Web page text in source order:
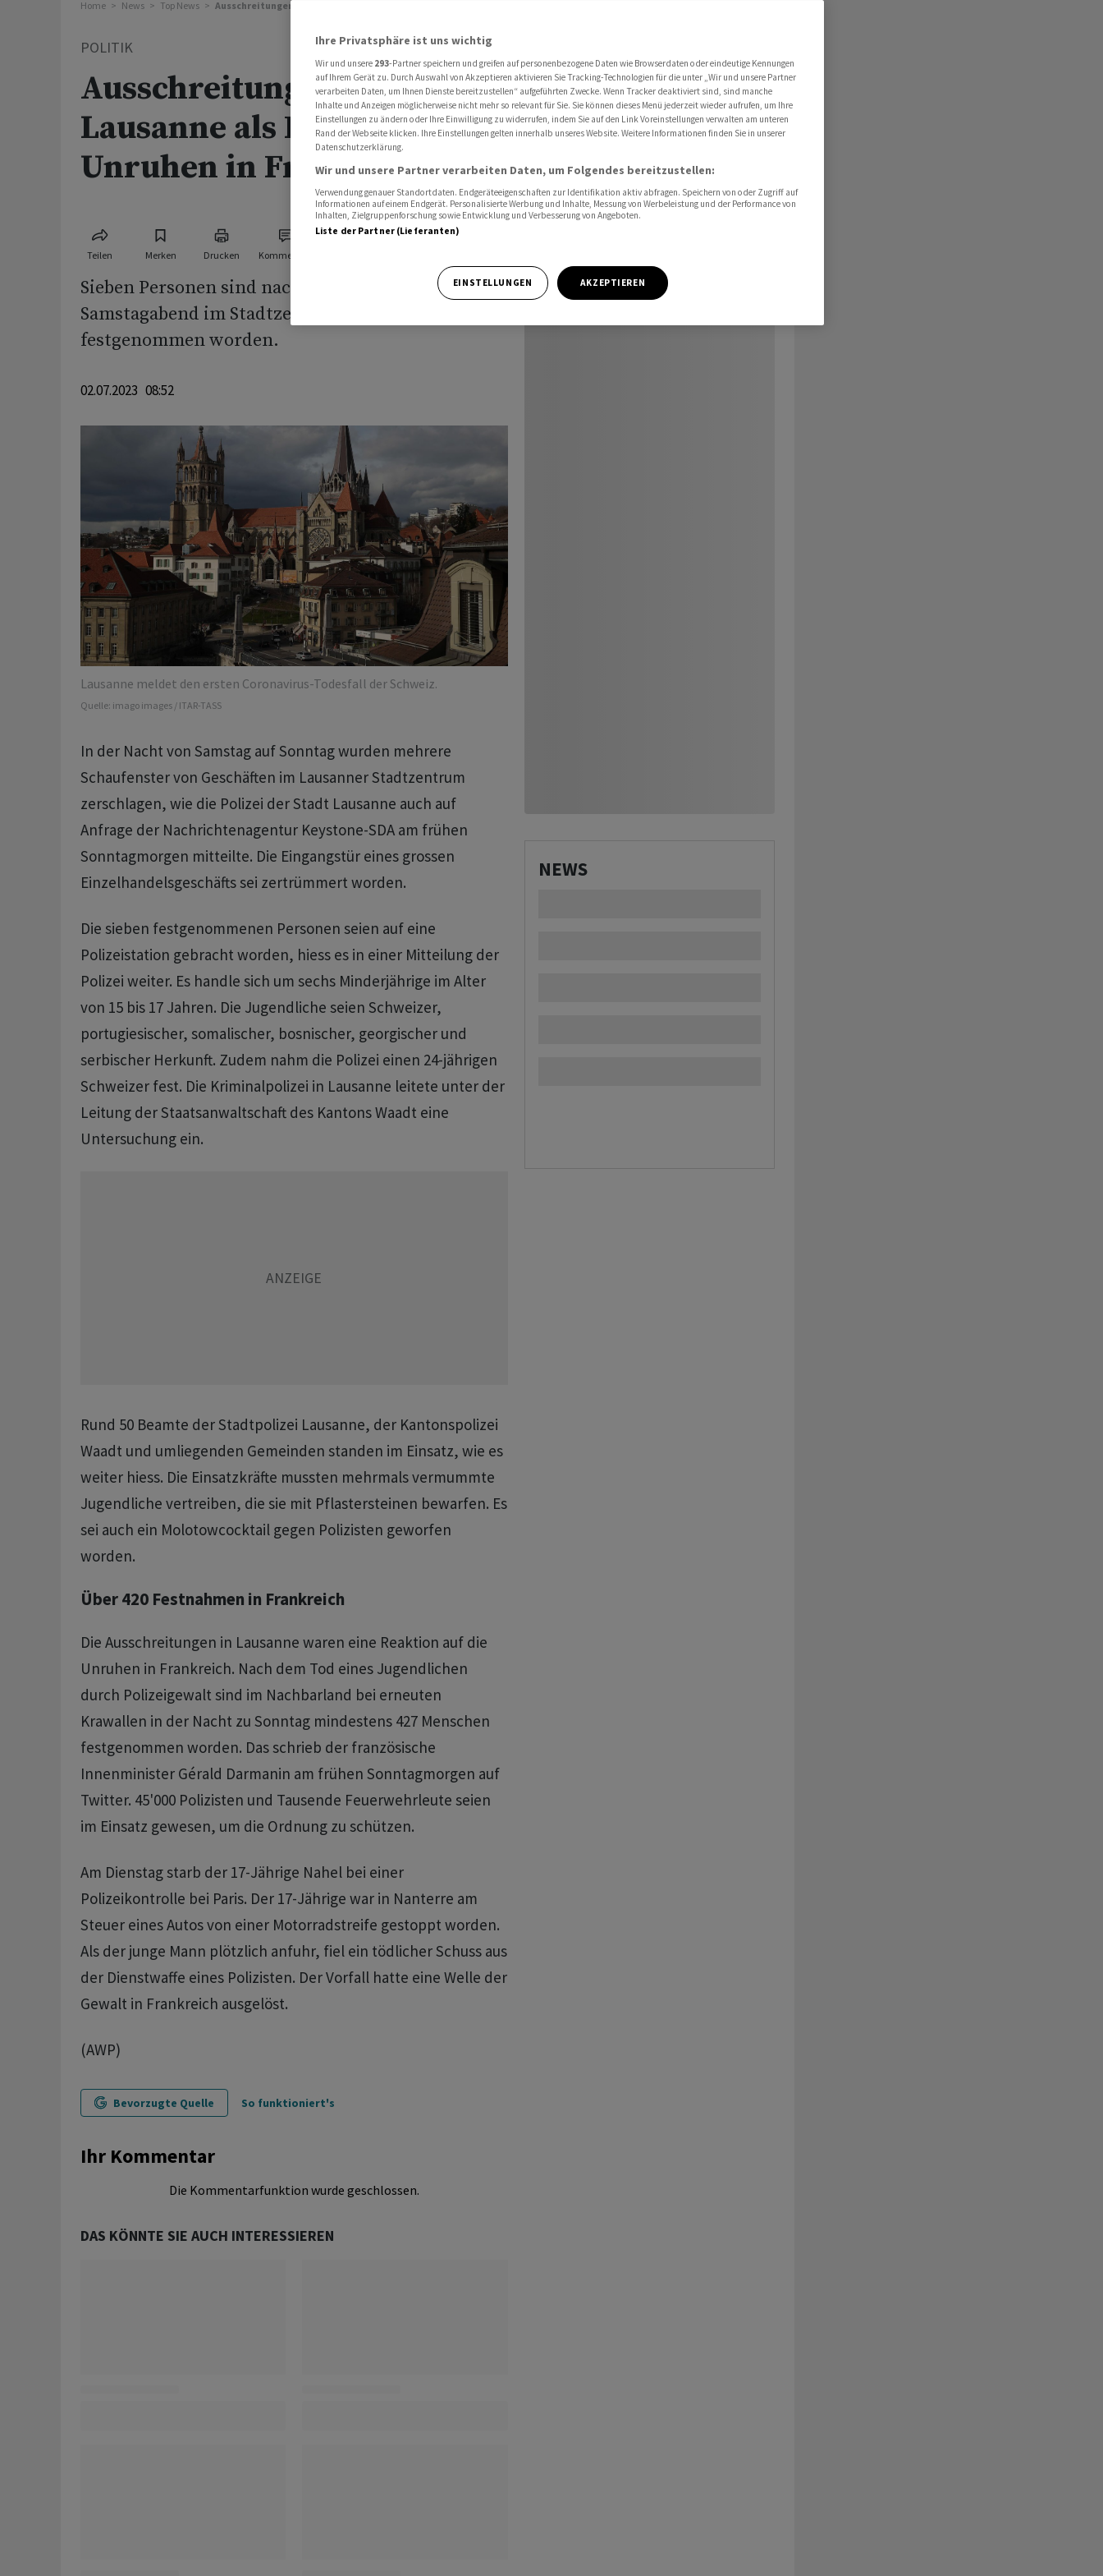
Home News Top News Ausschreitungen in Lausanne als Echo auf Unruhen in Frankreich
POLITIK
Ausschreitungen in
Lausanne als Echo auf
Unruhen in Frankreich
Teilen Merken Drucken Kommentare
Sieben Personen sind nach Ausschreitungen am
Samstagabend im Stadtzentrum von Lausanne
festgenommen worden.
02.07.2023 08:52
Lausanne meldet den ersten Coronavirus-Todesfall der Schweiz.
Quelle: imago images / ITAR-TASS
In der Nacht von Samstag auf Sonntag wurden mehrere
Schaufenster von Geschäften im Lausanner Stadtzentrum
zerschlagen, wie die Polizei der Stadt Lausanne auch auf
Anfrage der Nachrichtenagentur Keystone-SDA am frühen
Sonntagmorgen mitteilte. Die Eingangstür eines grossen
Einzelhandelsgeschäfts sei zertrümmert worden.
Die sieben festgenommenen Personen seien auf eine
Polizeistation gebracht worden, hiess es in einer Mitteilung der
Polizei weiter. Es handle sich um sechs Minderjährige im Alter
von 15 bis 17 Jahren. Die Jugendliche seien Schweizer,
portugiesischer, somalischer, bosnischer, georgischer und
serbischer Herkunft. Zudem nahm die Polizei einen 24-jährigen
Schweizer fest. Die Kriminalpolizei in Lausanne leitete unter der
Leitung der Staatsanwaltschaft des Kantons Waadt eine
Untersuchung ein.
Rund 50 Beamte der Stadtpolizei Lausanne, der Kantonspolizei
Waadt und umliegenden Gemeinden standen im Einsatz, wie es
weiter hiess. Die Einsatzkräfte mussten mehrmals vermummte
Jugendliche vertreiben, die sie mit Pflastersteinen bewarfen. Es
sei auch ein Molotowcocktail gegen Polizisten geworfen
worden.
Über 420 Festnahmen in Frankreich
Die Ausschreitungen in Lausanne waren eine Reaktion auf die
Unruhen in Frankreich. Nach dem Tod eines Jugendlichen
durch Polizeigewalt sind im Nachbarland bei erneuten
Krawallen in der Nacht zu Sonntag mindestens 427 Menschen
festgenommen worden. Das schrieb der französische
Innenminister Gérald Darmanin am frühen Sonntagmorgen auf
Twitter. 45'000 Polizisten und Tausende Feuerwehrleute seien
im Einsatz gewesen, um die Ordnung zu schützen.
Am Dienstag starb der 17-Jährige Nahel bei einer
Polizeikontrolle bei Paris. Der 17-Jährige war in Nanterre am
Steuer eines Autos von einer Motorradstreife gestoppt worden.
Als der junge Mann plötzlich anfuhr, fiel ein tödlicher Schuss aus
der Dienstwaffe eines Polizisten. Der Vorfall hatte eine Welle der
Gewalt in Frankreich ausgelöst.
(AWP)
Bevorzugte Quelle So funktioniert's
Ihr Kommentar
Die Kommentarfunktion wurde geschlossen.
DAS KÖNNTE SIE AUCH INTERESSIEREN
NEWS
Ihre Privatsphäre ist uns wichtig
Wir und unsere 293-Partner speichern und greifen auf personenbezogene Daten wie Browserdaten oder eindeutige Kennungen
auf Ihrem Gerät zu. Durch Auswahl von Akzeptieren aktivieren Sie Tracking-Technologien für die unter „Wir und unsere Partner
verarbeiten Daten, um Ihnen Dienste bereitzustellen“ aufgeführten Zwecke. Wenn Tracker deaktiviert sind, sind manche
Inhalte und Anzeigen möglicherweise nicht mehr so relevant für Sie. Sie können dieses Menü jederzeit wieder aufrufen, um Ihre
Einstellungen zu ändern oder Ihre Einwilligung zu widerrufen, indem Sie auf den Link Voreinstellungen verwalten am unteren
Rand der Webseite klicken. Ihre Einstellungen gelten innerhalb unseres Website. Weitere Informationen finden Sie in unserer
Datenschutzerklärung.
Wir und unsere Partner verarbeiten Daten, um Folgendes bereitzustellen:
Verwendung genauer Standortdaten. Endgeräteeigenschaften zur Identifikation aktiv abfragen. Speichern von oder Zugriff auf
Informationen auf einem Endgerät. Personalisierte Werbung und Inhalte, Messung von Werbeleistung und der Performance von
Inhalten, Zielgruppenforschung sowie Entwicklung und Verbesserung von Angeboten.
Liste der Partner (Lieferanten)
EINSTELLUNGEN AKZEPTIEREN